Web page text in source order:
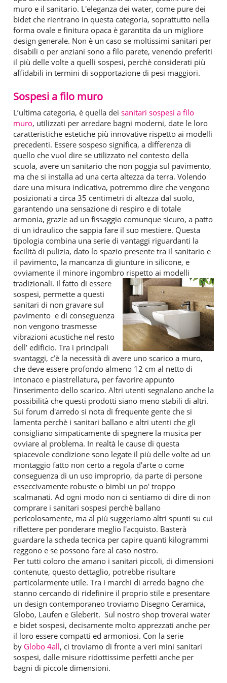
muro e il sanitario. L'eleganza dei water, come pure dei
bidet che rientrano in questa categoria, soprattutto nella
forma ovale e finitura opaca è garantita da un migliore
design generale. Non è un caso se moltissimi sanitari per
disabili o per anziani sono a filo parete, venendo preferiti
il più delle volte a quelli sospesi, perchè considerati più
affidabili in termini di sopportazione di pesi maggiori.
Sospesi a filo muro
L’ultima categoria, è quella dei sanitari sospesi a filo
muro, utilizzati per arredare bagni moderni, date le loro
caratteristiche estetiche più innovative rispetto ai modelli
precedenti. Essere sospeso significa, a differenza di
quello che vuol dire se utilizzato nel contesto della
scuola, avere un sanitario che non poggia sul pavimento,
ma che si installa ad una certa altezza da terra. Volendo
dare una misura indicativa, potremmo dire che vengono
posizionati a circa 35 centimetri di altezza dal suolo,
garantendo una sensazione di respiro e di totale
armonia, grazie ad un fissaggio comunque sicuro, a patto
di un idraulico che sappia fare il suo mestiere. Questa
tipologia combina una serie di vantaggi riguardanti la
facilità di pulizia, dato lo spazio presente tra il sanitario e
il pavimento, la mancanza di giunture in silicone, e
ovviamente il minore ingombro rispetto ai modelli
tradizionali. Il fatto di essere
sospesi, permette a questi
sanitari di non gravare sul
pavimento e di conseguenza
non vengono trasmesse
vibrazioni acustiche nel resto
dell’ edificio. Tra i principali
svantaggi, c’è la necessità di avere uno scarico a muro,
che deve essere profondo almeno 12 cm al netto di
intonaco e piastrellatura, per favorire appunto
l’inserimento dello scarico. Altri utenti segnalano anche la
possibilità che questi prodotti siano meno stabili di altri.
Sui forum d'arredo si nota di frequente gente che si
lamenta perchè i sanitari ballano e altri utenti che gli
consigliano simpaticamente di spegnere la musica per
ovviare al problema. In realtà le cause di questa
spiacevole condizione sono legate il più delle volte ad un
montaggio fatto non certo a regola d'arte o come
conseguenza di un uso improprio, da parte di persone
esseccivamente robuste o bimbi un po' troppo
scalmanati. Ad ogni modo non ci sentiamo di dire di non
comprare i sanitari sospesi perchè ballano
pericolosamente, ma al più suggeriamo altri spunti su cui
riflettere per ponderare meglio l'acquisto. Basterà
guardare la scheda tecnica per capire quanti kilogrammi
reggono e se possono fare al caso nostro.
Per tutti coloro che amano i sanitari piccoli, di dimensioni
contenute, questo dettaglio, potrebbe risultare
particolarmente utile. Tra i marchi di arredo bagno che
stanno cercando di ridefinire il proprio stile e presentare
un design contemporaneo troviamo Disegno Ceramica,
Globo, Laufen e Gleberit. Sul nostro shop troverai water
e bidet sospesi, decisamente molto apprezzati anche per
il loro essere compatti ed armoniosi. Con la serie
by Globo 4all, ci troviamo di fronte a veri mini sanitari
sospesi, dalle misure ridottissime perfetti anche per
bagni di piccole dimensioni.